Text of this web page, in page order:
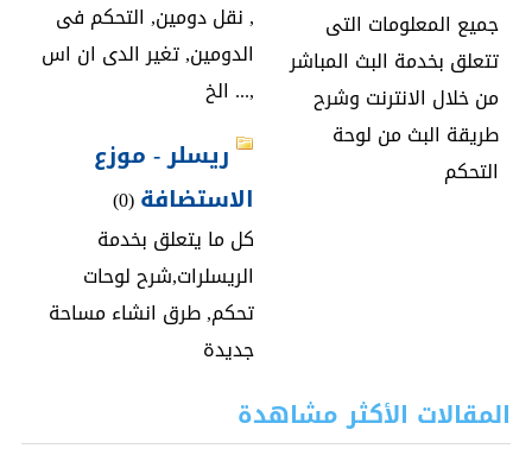
جميع المعلومات التى
تتعلق بخدمة البث المباشر
من خلال الانترنت وشرح
طريقة البث من لوحة
التحكم
, نقل دومين, التحكم فى
الدومين, تغير الدى ان اس
,... الخ
ريسلر - موزع
الاستضافة(0)
كل ما يتعلق بخدمة
الريسلرات,شرح لوحات
تحكم, طرق انشاء مساحة
جديدة
المقالات الأكثر مشاهدة